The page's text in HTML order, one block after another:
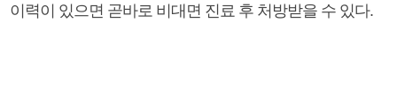
이력이 있으면 곧바로 비대면 진료 후 처방받을 수 있다.